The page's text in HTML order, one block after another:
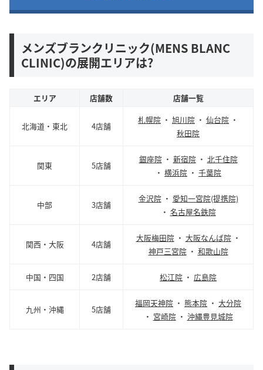
メンズブランクリニック(MENS BLANC
CLINIC)の展開エリアは?
エリア 店舗数 店舗一覧
北海道・東北 4店舗
札幌院 ・ 旭川院 ・ 仙台院 ・
秋田院
関東 5店舗
銀座院 ・ 新宿院 ・ 北千住院
・ 横浜院 ・ 千葉院
中部 3店舗
金沢院 ・ 愛知一宮院(提携院)
・ 名古屋名鉄院
関西・大阪 4店舗
大阪梅田院 ・ 大阪なんば院 ・
神戸三宮院 ・ 和歌山院
中国・四国 2店舗 松江院 ・ 広島院
九州・沖縄 5店舗
福岡天神院 ・ 熊本院 ・ 大分院
・ 宮崎院 ・ 沖縄豊見城院